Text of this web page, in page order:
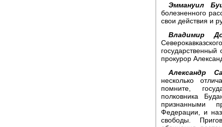
Эммануил
болезненного
свои действия и
Владимир
прокурор
Александр
несколько
помните,
полковника
признанными
Федерации, и
свободы.